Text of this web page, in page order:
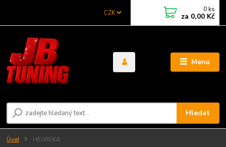
Menu
CZK
Hledat
0 ks
za 0,00 Kč
Úvod HEUREKA